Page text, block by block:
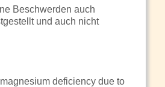
Beschwerden auch
und auch nicht
deficiency due to